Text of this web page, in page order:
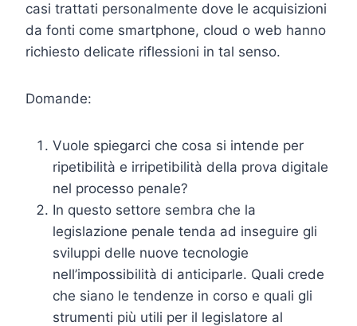
casi trattati personalmente dove le acquisizioni
da fonti come smartphone, cloud o web hanno
richiesto delicate riflessioni in tal senso.
Domande:
Vuole spiegarci che cosa si intende per
ripetibilità e irripetibilità della prova digitale
nel processo penale?
In questo settore sembra che la
legislazione penale tenda ad inseguire gli
sviluppi delle nuove tecnologie
nell’impossibilità di anticiparle. Quali crede
che siano le tendenze in corso e quali gli
strumenti più utili per il legislatore al